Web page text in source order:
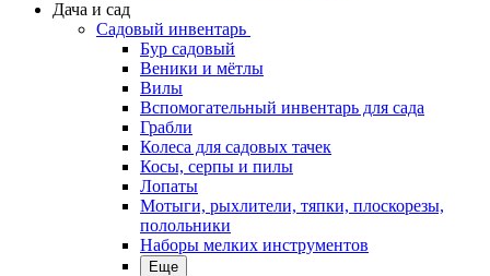
Дача и сад
Садовый инвентарь
Бур садовый
Веники и мётлы
Вилы
Вспомогательный инвентарь для сада
Грабли
Колеса для садовых тачек
Косы, серпы и пилы
Лопаты
Мотыги, рыхлители, тяпки, плоскорезы,
полольники
Наборы мелких инструментов
Еще